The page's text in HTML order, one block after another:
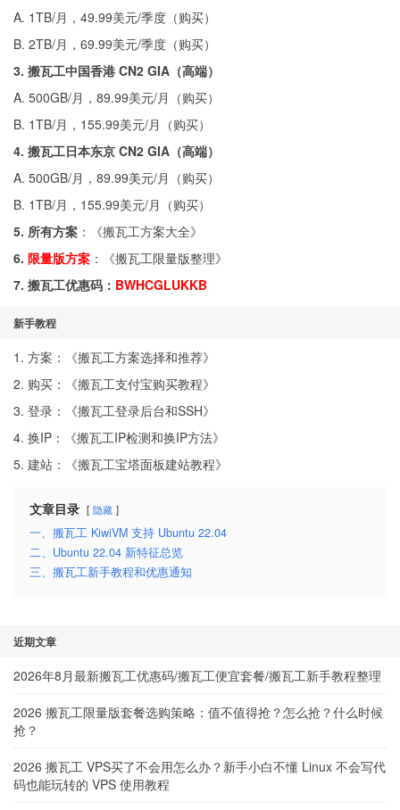
A. 1TB/月，49.99美元/季度（购买）
B. 2TB/月，69.99美元/季度（购买）
3. 搬瓦工中国香港 CN2 GIA（高端）
A. 500GB/月，89.99美元/月（购买）
B. 1TB/月，155.99美元/月（购买）
4. 搬瓦工日本东京 CN2 GIA（高端）
A. 500GB/月，89.99美元/月（购买）
B. 1TB/月，155.99美元/月（购买）
5. 所有方案 ：《搬瓦工方案大全》
6. 限量版方案 ：《搬瓦工限量版整理》
7. 搬瓦工优惠码： BWHCGLUKKB
新手教程
1. 方案：《搬瓦工方案选择和推荐》
2. 购买：《搬瓦工支付宝购买教程》
3. 登录：《搬瓦工登录后台和SSH》
4. 换IP：《搬瓦工IP检测和换IP方法》
5. 建站：《搬瓦工宝塔面板建站教程》
文章目录 隐藏
一、搬瓦工 KiwiVM 支持 Ubuntu 22.04
二、Ubuntu 22.04 新特征总览
三、搬瓦工新手教程和优惠通知
近期文章
2026年8月最新搬瓦工优惠码/搬瓦工便宜套餐/搬瓦工新手教程整理
2026 搬瓦工限量版套餐选购策略：值不值得抢？怎么抢？什么时候
抢？
2026 搬瓦工 VPS买了不会用怎么办？新手小白不懂 Linux 不会写代
码也能玩转的 VPS 使用教程